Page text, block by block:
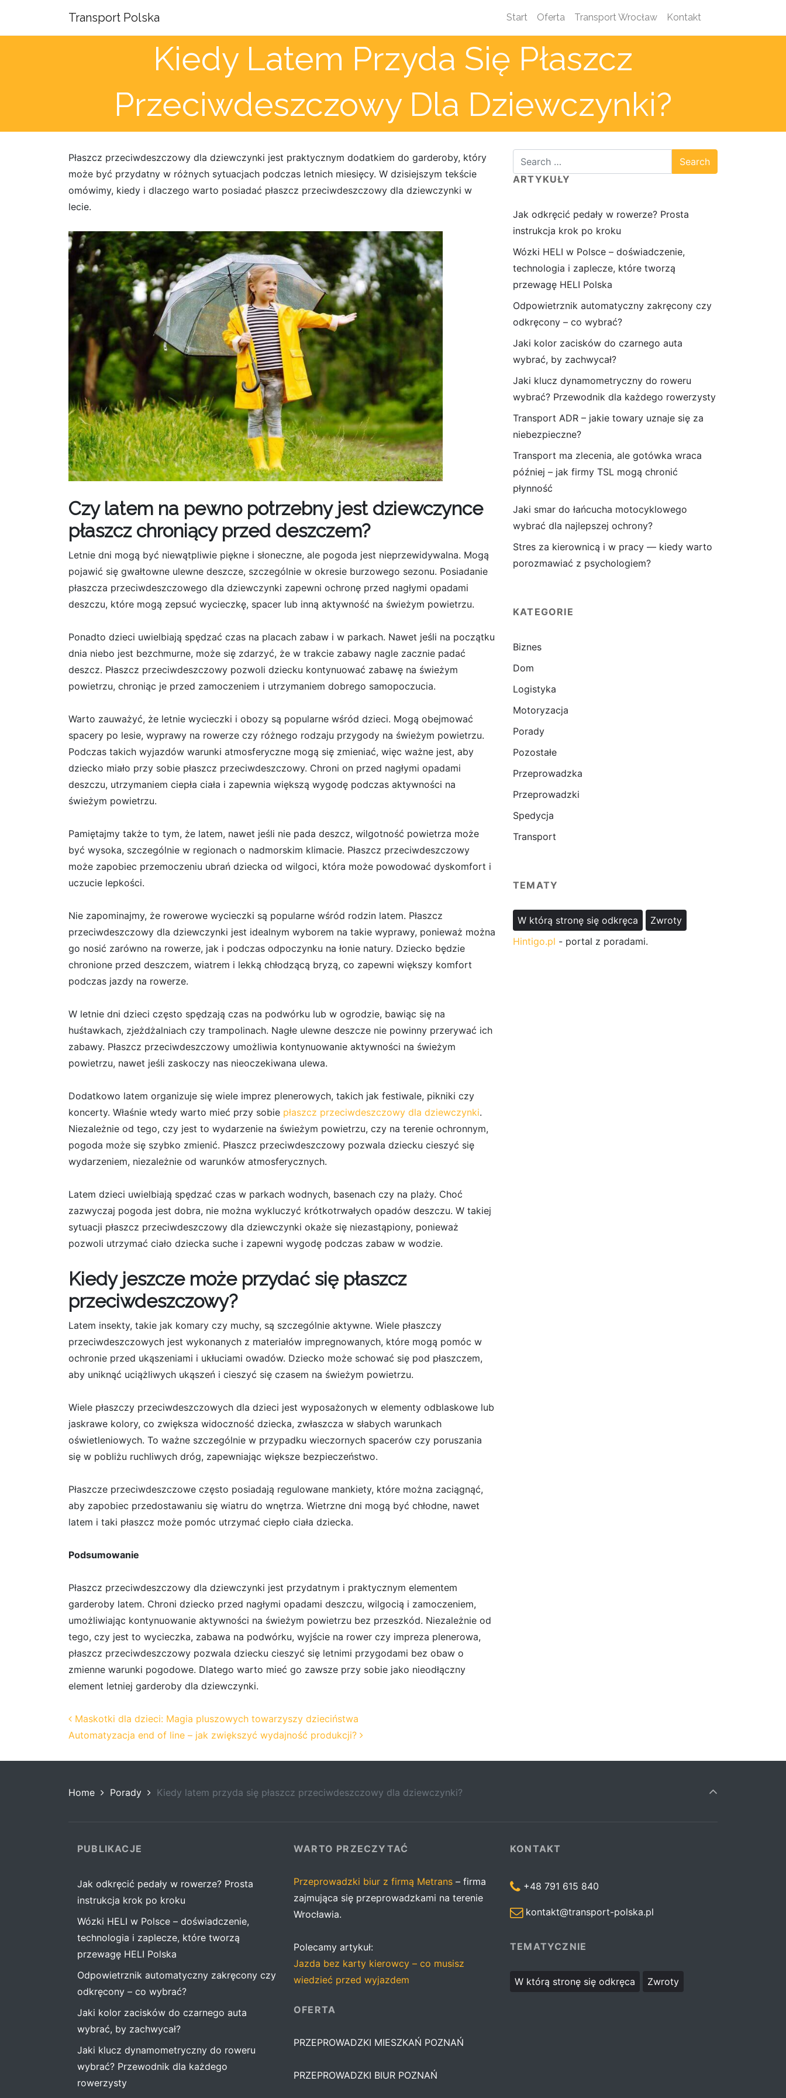
Transport Polska Start Oferta Transport Wrocław Kontakt
Kiedy Latem Przyda Się Płaszcz
Przeciwdeszczowy Dla Dziewczynki?
Płaszcz przeciwdeszczowy dla dziewczynki jest praktycznym dodatkiem do garderoby, który
może być przydatny w różnych sytuacjach podczas letnich miesięcy. W dzisiejszym tekście
omówimy, kiedy i dlaczego warto posiadać płaszcz przeciwdeszczowy dla dziewczynki w
lecie.
Czy latem na pewno potrzebny jest dziewczynce
płaszcz chroniący przed deszczem?
Letnie dni mogą być niewątpliwie piękne i słoneczne, ale pogoda jest nieprzewidywalna. Mogą
pojawić się gwałtowne ulewne deszcze, szczególnie w okresie burzowego sezonu. Posiadanie
płaszcza przeciwdeszczowego dla dziewczynki zapewni ochronę przed nagłymi opadami
deszczu, które mogą zepsuć wycieczkę, spacer lub inną aktywność na świeżym powietrzu.
Ponadto dzieci uwielbiają spędzać czas na placach zabaw i w parkach. Nawet jeśli na początku
dnia niebo jest bezchmurne, może się zdarzyć, że w trakcie zabawy nagle zacznie padać
deszcz. Płaszcz przeciwdeszczowy pozwoli dziecku kontynuować zabawę na świeżym
powietrzu, chroniąc je przed zamoczeniem i utrzymaniem dobrego samopoczucia.
Warto zauważyć, że letnie wycieczki i obozy są popularne wśród dzieci. Mogą obejmować
spacery po lesie, wyprawy na rowerze czy różnego rodzaju przygody na świeżym powietrzu.
Podczas takich wyjazdów warunki atmosferyczne mogą się zmieniać, więc ważne jest, aby
dziecko miało przy sobie płaszcz przeciwdeszczowy. Chroni on przed nagłymi opadami
deszczu, utrzymaniem ciepła ciała i zapewnia większą wygodę podczas aktywności na
świeżym powietrzu.
Pamiętajmy także to tym, że latem, nawet jeśli nie pada deszcz, wilgotność powietrza może
być wysoka, szczególnie w regionach o nadmorskim klimacie. Płaszcz przeciwdeszczowy
może zapobiec przemoczeniu ubrań dziecka od wilgoci, która może powodować dyskomfort i
uczucie lepkości.
Nie zapominajmy, że rowerowe wycieczki są popularne wśród rodzin latem. Płaszcz
przeciwdeszczowy dla dziewczynki jest idealnym wyborem na takie wyprawy, ponieważ można
go nosić zarówno na rowerze, jak i podczas odpoczynku na łonie natury. Dziecko będzie
chronione przed deszczem, wiatrem i lekką chłodzącą bryzą, co zapewni większy komfort
podczas jazdy na rowerze.
W letnie dni dzieci często spędzają czas na podwórku lub w ogrodzie, bawiąc się na
huśtawkach, zjeżdżalniach czy trampolinach. Nagłe ulewne deszcze nie powinny przerywać ich
zabawy. Płaszcz przeciwdeszczowy umożliwia kontynuowanie aktywności na świeżym
powietrzu, nawet jeśli zaskoczy nas nieoczekiwana ulewa.
Dodatkowo latem organizuje się wiele imprez plenerowych, takich jak festiwale, pikniki czy
koncerty. Właśnie wtedy warto mieć przy sobie płaszcz przeciwdeszczowy dla dziewczynki.
Niezależnie od tego, czy jest to wydarzenie na świeżym powietrzu, czy na terenie ochronnym,
pogoda może się szybko zmienić. Płaszcz przeciwdeszczowy pozwala dziecku cieszyć się
wydarzeniem, niezależnie od warunków atmosferycznych.
Latem dzieci uwielbiają spędzać czas w parkach wodnych, basenach czy na plaży. Choć
zazwyczaj pogoda jest dobra, nie można wykluczyć krótkotrwałych opadów deszczu. W takiej
sytuacji płaszcz przeciwdeszczowy dla dziewczynki okaże się niezastąpiony, ponieważ
pozwoli utrzymać ciało dziecka suche i zapewni wygodę podczas zabaw w wodzie.
Kiedy jeszcze może przydać się płaszcz
przeciwdeszczowy?
Latem insekty, takie jak komary czy muchy, są szczególnie aktywne. Wiele płaszczy
przeciwdeszczowych jest wykonanych z materiałów impregnowanych, które mogą pomóc w
ochronie przed ukąszeniami i ukłuciami owadów. Dziecko może schować się pod płaszczem,
aby uniknąć uciążliwych ukąszeń i cieszyć się czasem na świeżym powietrzu.
Wiele płaszczy przeciwdeszczowych dla dzieci jest wyposażonych w elementy odblaskowe lub
jaskrawe kolory, co zwiększa widoczność dziecka, zwłaszcza w słabych warunkach
oświetleniowych. To ważne szczególnie w przypadku wieczornych spacerów czy poruszania
się w pobliżu ruchliwych dróg, zapewniając większe bezpieczeństwo.
Płaszcze przeciwdeszczowe często posiadają regulowane mankiety, które można zaciągnąć,
aby zapobiec przedostawaniu się wiatru do wnętrza. Wietrzne dni mogą być chłodne, nawet
latem i taki płaszcz może pomóc utrzymać ciepło ciała dziecka.
Podsumowanie
Płaszcz przeciwdeszczowy dla dziewczynki jest przydatnym i praktycznym elementem
garderoby latem. Chroni dziecko przed nagłymi opadami deszczu, wilgocią i zamoczeniem,
umożliwiając kontynuowanie aktywności na świeżym powietrzu bez przeszkód. Niezależnie od
tego, czy jest to wycieczka, zabawa na podwórku, wyjście na rower czy impreza plenerowa,
płaszcz przeciwdeszczowy pozwala dziecku cieszyć się letnimi przygodami bez obaw o
zmienne warunki pogodowe. Dlatego warto mieć go zawsze przy sobie jako nieodłączny
element letniej garderoby dla dziewczynki.
Post navigation
Maskotki dla dzieci: Magia pluszowych towarzyszy dzieciństwa
Automatyzacja end of line – jak zwiększyć wydajność produkcji?
ARTYKUŁY
Jak odkręcić pedały w rowerze? Prosta
instrukcja krok po kroku
Wózki HELI w Polsce – doświadczenie,
technologia i zaplecze, które tworzą
przewagę HELI Polska
Odpowietrznik automatyczny zakręcony czy
odkręcony – co wybrać?
Jaki kolor zacisków do czarnego auta
wybrać, by zachwycał?
Jaki klucz dynamometryczny do roweru
wybrać? Przewodnik dla każdego rowerzysty
Transport ADR – jakie towary uznaje się za
niebezpieczne?
Transport ma zlecenia, ale gotówka wraca
później – jak firmy TSL mogą chronić
płynność
Jaki smar do łańcucha motocyklowego
wybrać dla najlepszej ochrony?
Stres za kierownicą i w pracy — kiedy warto
porozmawiać z psychologiem?
KATEGORIE
Biznes
Dom
Logistyka
Motoryzacja
Porady
Pozostałe
Przeprowadzka
Przeprowadzki
Spedycja
Transport
TEMATY
W którą stronę się odkręca
Zwroty
Hintigo.pl - portal z poradami.
Home Porady Kiedy latem przyda się płaszcz przeciwdeszczowy dla dziewczynki?
PUBLIKACJE
Jak odkręcić pedały w rowerze? Prosta
instrukcja krok po kroku
Wózki HELI w Polsce – doświadczenie,
technologia i zaplecze, które tworzą
przewagę HELI Polska
Odpowietrznik automatyczny zakręcony czy
odkręcony – co wybrać?
Jaki kolor zacisków do czarnego auta
wybrać, by zachwycał?
Jaki klucz dynamometryczny do roweru
wybrać? Przewodnik dla każdego
rowerzysty
WARTO PRZECZYTAĆ
Przeprowadzki biur z firmą Metrans– firma
zajmująca się przeprowadzkami na terenie
Wrocławia.
Polecamy artykuł:
Jazda bez karty kierowcy – co musisz
wiedzieć przed wyjazdem
OFERTA
PRZEPROWADZKI MIESZKAŃ POZNAŃ
PRZEPROWADZKI BIUR POZNAŃ
KONTAKT
+48 791 615 840
kontakt@transport-polska.pl
TEMATYCZNIE
W którą stronę się odkręca Zwroty